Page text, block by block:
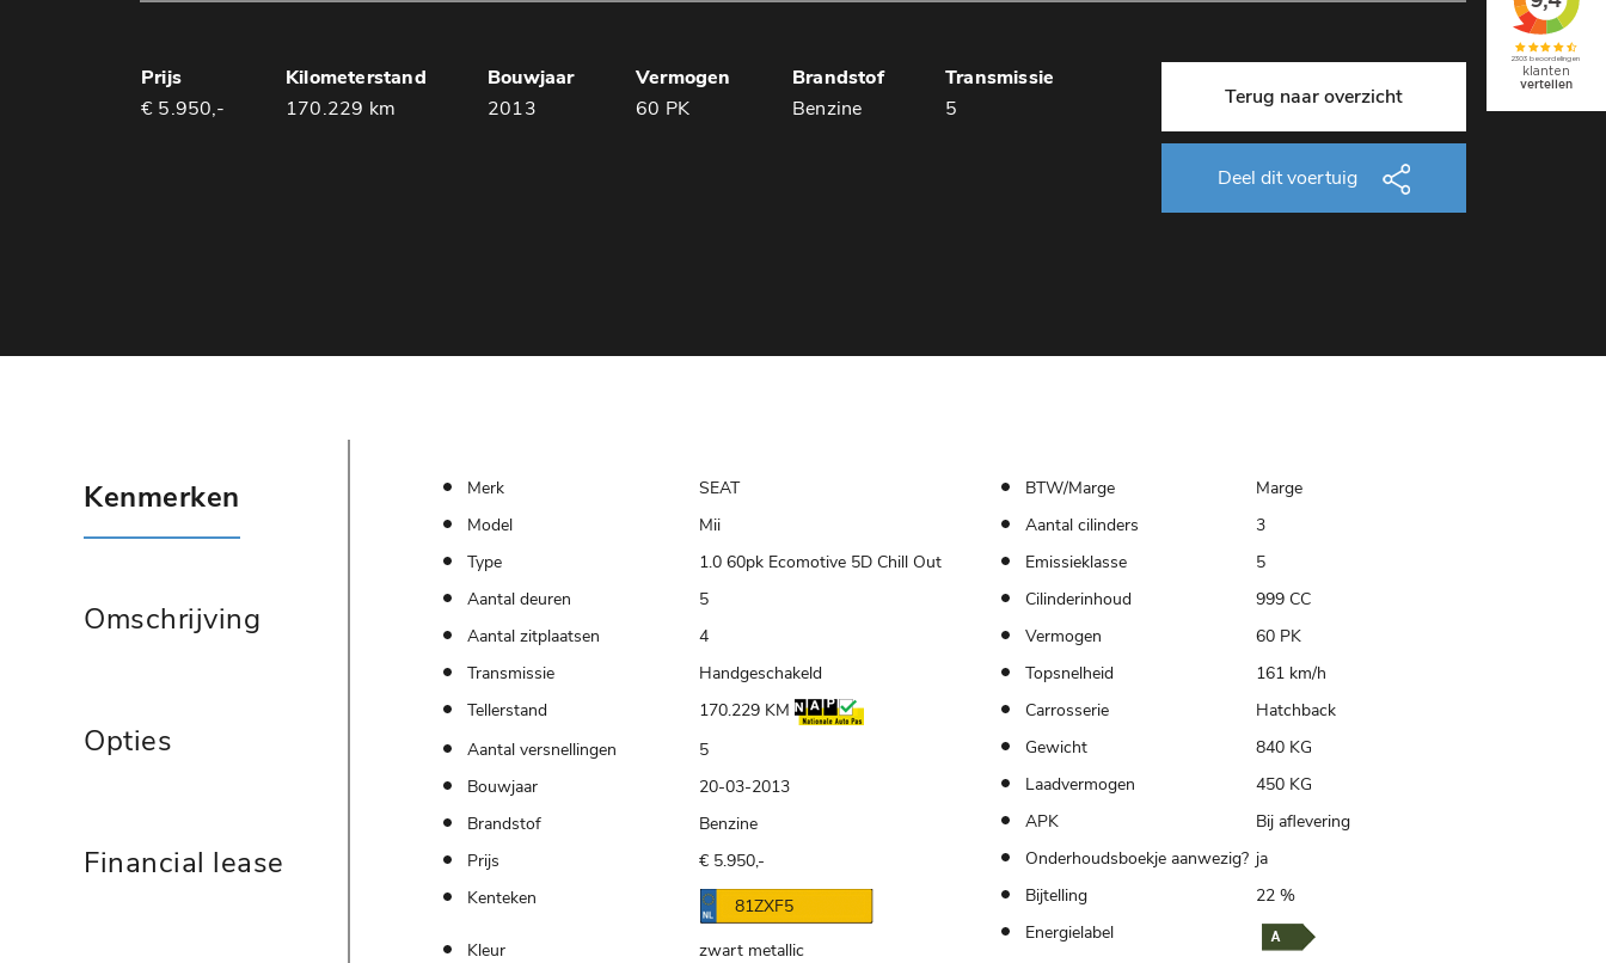
Prijs Kilometerstand Bouwjaar Vermogen Brandstof
Transmissie
€ 5.950,-
170.229 km 2013 60 PK Benzine 5 Terug naar overzicht
Deel dit voertuig
Kenmerken
Omschrijving
Opties
Financial lease
Merk
SEAT
Model
Mii
Type
1.0 60pk Ecomotive 5D Chill Out
Aantal deuren
5
Aantal zitplaatsen
4
Transmissie
Handgeschakeld
Tellerstand
170.229 KM
Aantal versnellingen
5
Bouwjaar
20-03-2013
Brandstof
Benzine
Prijs
€ 5.950,-
Kenteken
81ZXF5
Kleur
zwart metallic
BTW/Marge
Marge
Aantal cilinders
3
Emissieklasse
5
Cilinderinhoud
999 CC
Vermogen
60 PK
Topsnelheid
161 km/h
Carrosserie
Hatchback
Gewicht
840 KG
Laadvermogen
450 KG
APK
Bij aflevering
Onderhoudsboekje aanwezig? ja
Bijtelling
22 %
Energielabel